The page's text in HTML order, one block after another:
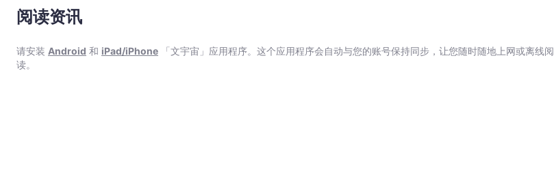
阅读资讯
请安装 Android 和 iPad/iPhone 「文宇宙」应用程序。这个应用程序会自动与您的账号保持同步，让您随时随地上网或离线阅
读。